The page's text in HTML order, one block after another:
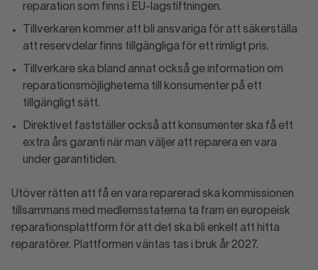
reparation som finns i EU-lagstiftningen.
Tillverkaren kommer att bli ansvariga för att säkerställa
att reservdelar finns tillgängliga för ett rimligt pris.
Tillverkare ska bland annat också ge information om
reparationsmöjligheterna till konsumenter på ett
tillgängligt sätt.
Direktivet fastställer också att konsumenter ska få ett
extra års garanti när man väljer att reparera en vara
under garantitiden.
Utöver rätten att få en vara reparerad ska kommissionen
tillsammans med medlemsstaterna ta fram en europeisk
reparationsplattform för att det ska bli enkelt att hitta
reparatörer. Plattformen väntas tas i bruk år 2027.